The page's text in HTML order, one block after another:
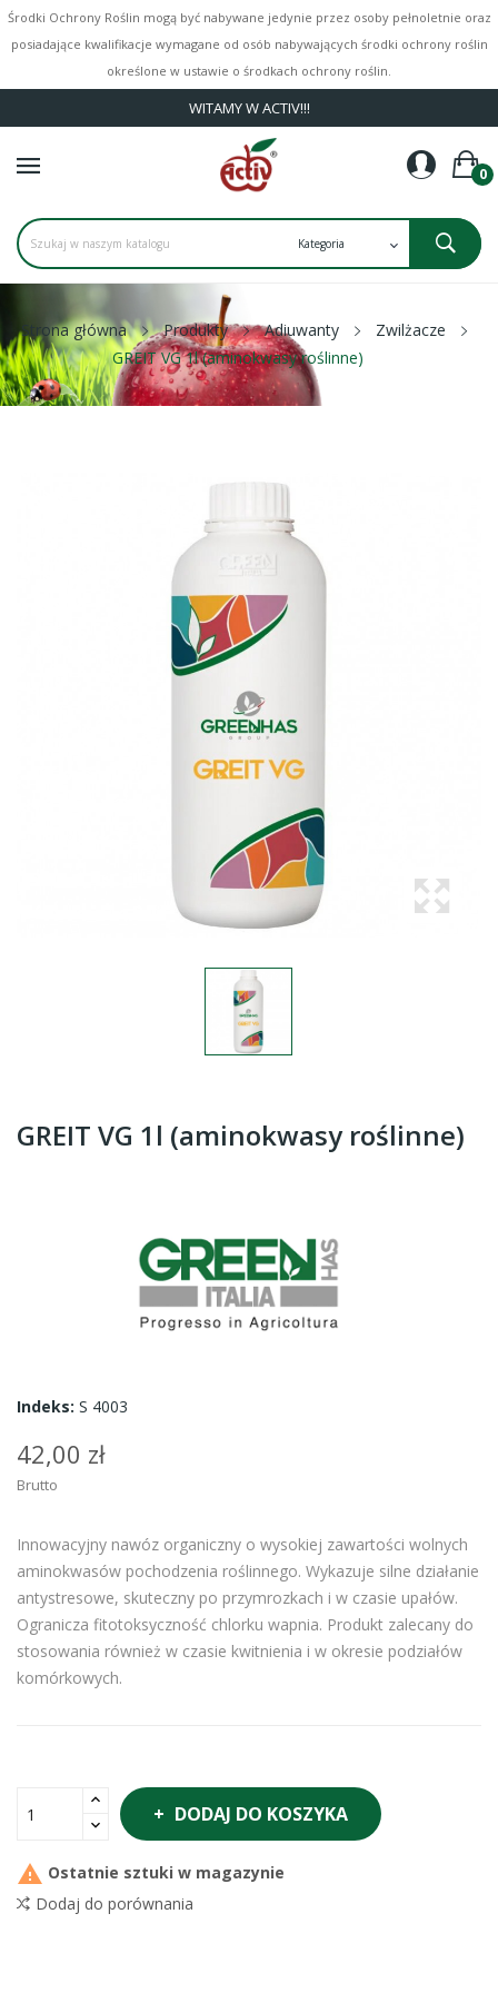
Środki Ochrony Roślin mogą być nabywane jedynie przez osoby pełnoletnie oraz
posiadające kwalifikacje wymagane od osób nabywających środki ochrony roślin
określone w ustawie o środkach ochrony roślin.
WITAMY W ACTIV!!!
0
Strona główna Produkty Adiuwanty
Zwilżacze
GREIT VG 1l (aminokwasy roślinne)
GREIT VG 1l (aminokwasy roślinne)
Indeks: S 4003
42,00 zł
Brutto
Innowacyjny nawóz organiczny o wysokiej zawartości wolnych
aminokwasów pochodzenia roślinnego. Wykazuje silne działanie
antystresowe, skuteczny po przymrozkach i w czasie upałów.
Ogranicza fitotoksyczność chlorku wapnia. Produkt zalecany do
stosowania również w czasie kwitnienia i w okresie podziałów
komórkowych.
DODAJ DO KOSZYKA
 Ostatnie sztuki w magazynie
Dodaj do porównania